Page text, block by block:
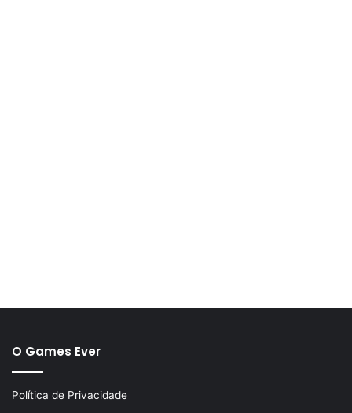
O Games Ever
Política de Privacidade